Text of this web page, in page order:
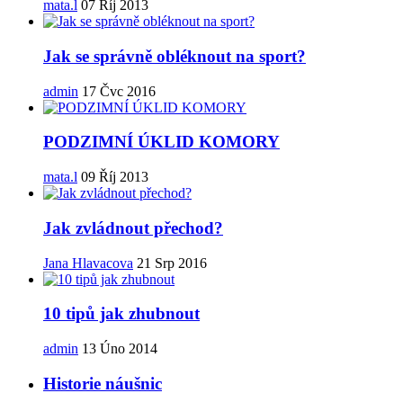
mata.l 07 Říj 2013
Jak se správně obléknout na sport?
admin 17 Čvc 2016
PODZIMNÍ ÚKLID KOMORY
mata.l 09 Říj 2013
Jak zvládnout přechod?
Jana Hlavacova 21 Srp 2016
10 tipů jak zhubnout
admin 13 Úno 2014
Historie náušnic